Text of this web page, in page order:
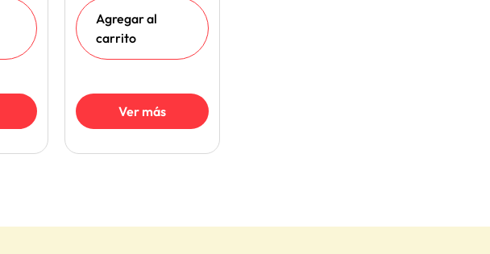
Agregar al
carrito
Ver más